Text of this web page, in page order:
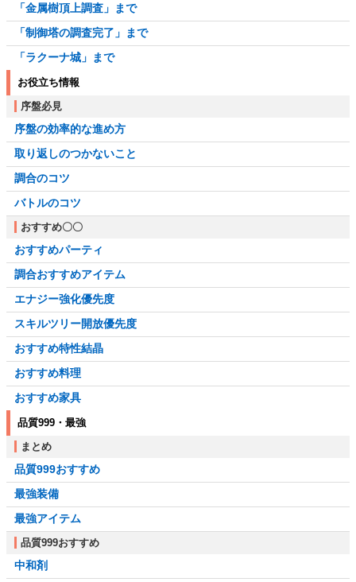
「金属樹頂上調査」まで
「制御塔の調査完了」まで
「ラクーナ城」まで
お役立ち情報
序盤必見
序盤の効率的な進め方
取り返しのつかないこと
調合のコツ
バトルのコツ
おすすめ〇〇
おすすめパーティ
調合おすすめアイテム
エナジー強化優先度
スキルツリー開放優先度
おすすめ特性結晶
おすすめ料理
おすすめ家具
品質999・最強
まとめ
品質999おすすめ
最強装備
最強アイテム
品質999おすすめ
中和剤